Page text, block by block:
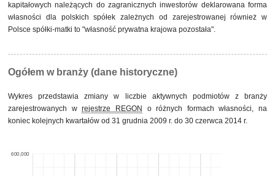
kapitałowych należących do zagranicznych inwestorów deklarowana forma
własności dla polskich spółek zależnych od zarejestrowanej również w
Polsce spółki-matki to "własność prywatna krajowa pozostała".
Ogółem w branży (dane historyczne)
Wykres przedstawia zmiany w liczbie aktywnych podmiotów z branży
zarejestrowanych wrejestrze REGON
o różnych formach własności, na
koniec kolejnych kwartałów od 31 grudnia 2009 r. do 30 czerwca 2014 r.
600,000